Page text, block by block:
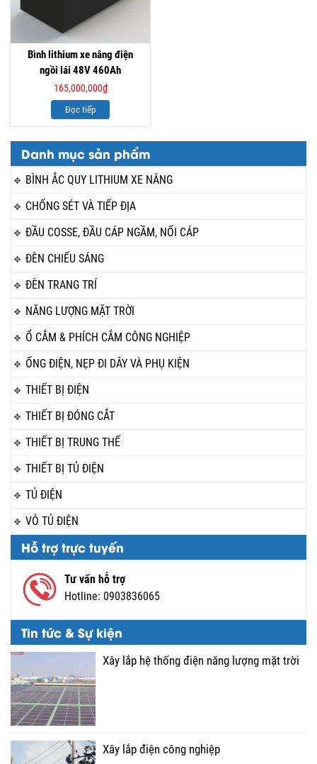
Danh mục sản phẩm
BÌNH ẮC QUY LITHIUM XE NÂNG
CHỐNG SÉT VÀ TIẾP ĐỊA
ĐẦU COSSE, ĐẦU CÁP NGẦM, NỐI CÁP
ĐÈN CHIẾU SÁNG
ĐÈN TRANG TRÍ
NĂNG LƯỢNG MẶT TRỜI
Ổ CẮM & PHÍCH CẮM CÔNG NGHIỆP
ỐNG ĐIỆN, NẸP ĐI DÂY VÀ PHỤ KIỆN
THIẾT BỊ ĐIỆN
THIẾT BỊ ĐÓNG CẮT
THIẾT BỊ TRUNG THẾ
THIẾT BỊ TỦ ĐIỆN
TỦ ĐIỆN
VỎ TỦ ĐIỆN
Hỗ trợ trực tuyến
Tư vấn hỗ trợ
Hotline: 0903836065
Tin tức & Sự kiện
Xây lắp hệ thống điện năng lượng mặt trời
Xây lắp điện công nghiệp
Bình lithium xe nâng điện
ngồi lái 48V 460Ah
165,000,000₫
Đọc tiếp